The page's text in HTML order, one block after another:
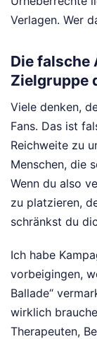
Verlagen. Wer
Die falsche
Zielgruppe
Viele denken,
Fans. Das ist
Reichweite zu
Menschen, die
Wenn du also
zu platzieren,
schränkst du
Ich habe
vorbeigingen,
Ballade“
wirklich
Therapeuten,